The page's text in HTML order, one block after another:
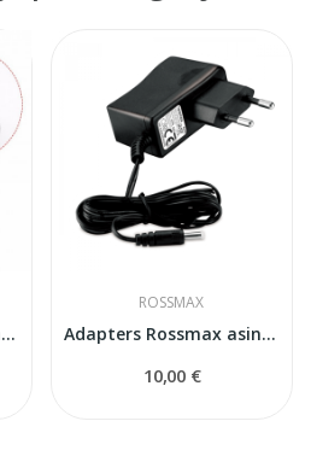
Bumbieris mehaniskam asinsspiedeina mērītājam
ROSSMAX
Adapters Rossmax asinsspiediena mērītājiem
10,00 €